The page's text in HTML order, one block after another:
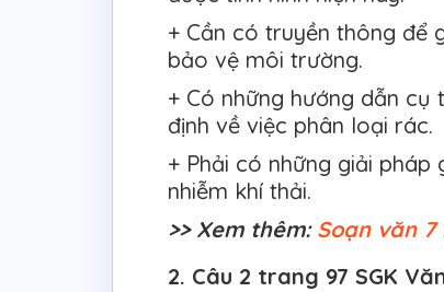
+ Cần có truyền thông để
bảo vệ môi trường.
+ Có những hướng dẫn
định về việc phân loại rác.
+ Phải có những giải
nhiễm khí thải.
>> Xem thêm: Soạn văn
2. Câu 2 trang 97 SGK